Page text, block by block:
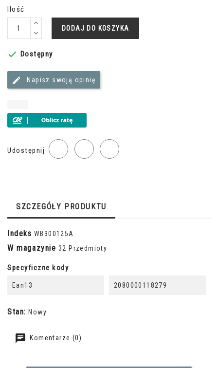
Ilość
DODAJ DO KOSZYKA
 Dostępny
Napisz swoją opinię
Udostępnij
SZCZEGÓŁY PRODUKTU
Indeks WB300125A
W magazynie 32 Przedmioty
Specyficzne kody
Ean13 2080000118279
Stan: Nowy
Komentarze (0)